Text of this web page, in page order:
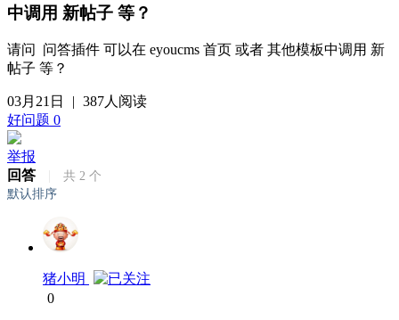
中调用 新帖子 等？
请问 问答插件 可以在 eyoucms 首页 或者 其他模板中调用 新
帖子 等？
03月21日 | 387人阅读
好问题 0
举报
回答
共 2 个
默认排序
猪小明
0